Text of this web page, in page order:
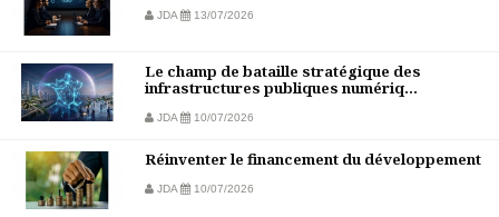
JDA 13/07/2026
Le champ de bataille stratégique des
infrastructures publiques numériq...
JDA 10/07/2026
Réinventer le financement du développement
JDA 10/07/2026